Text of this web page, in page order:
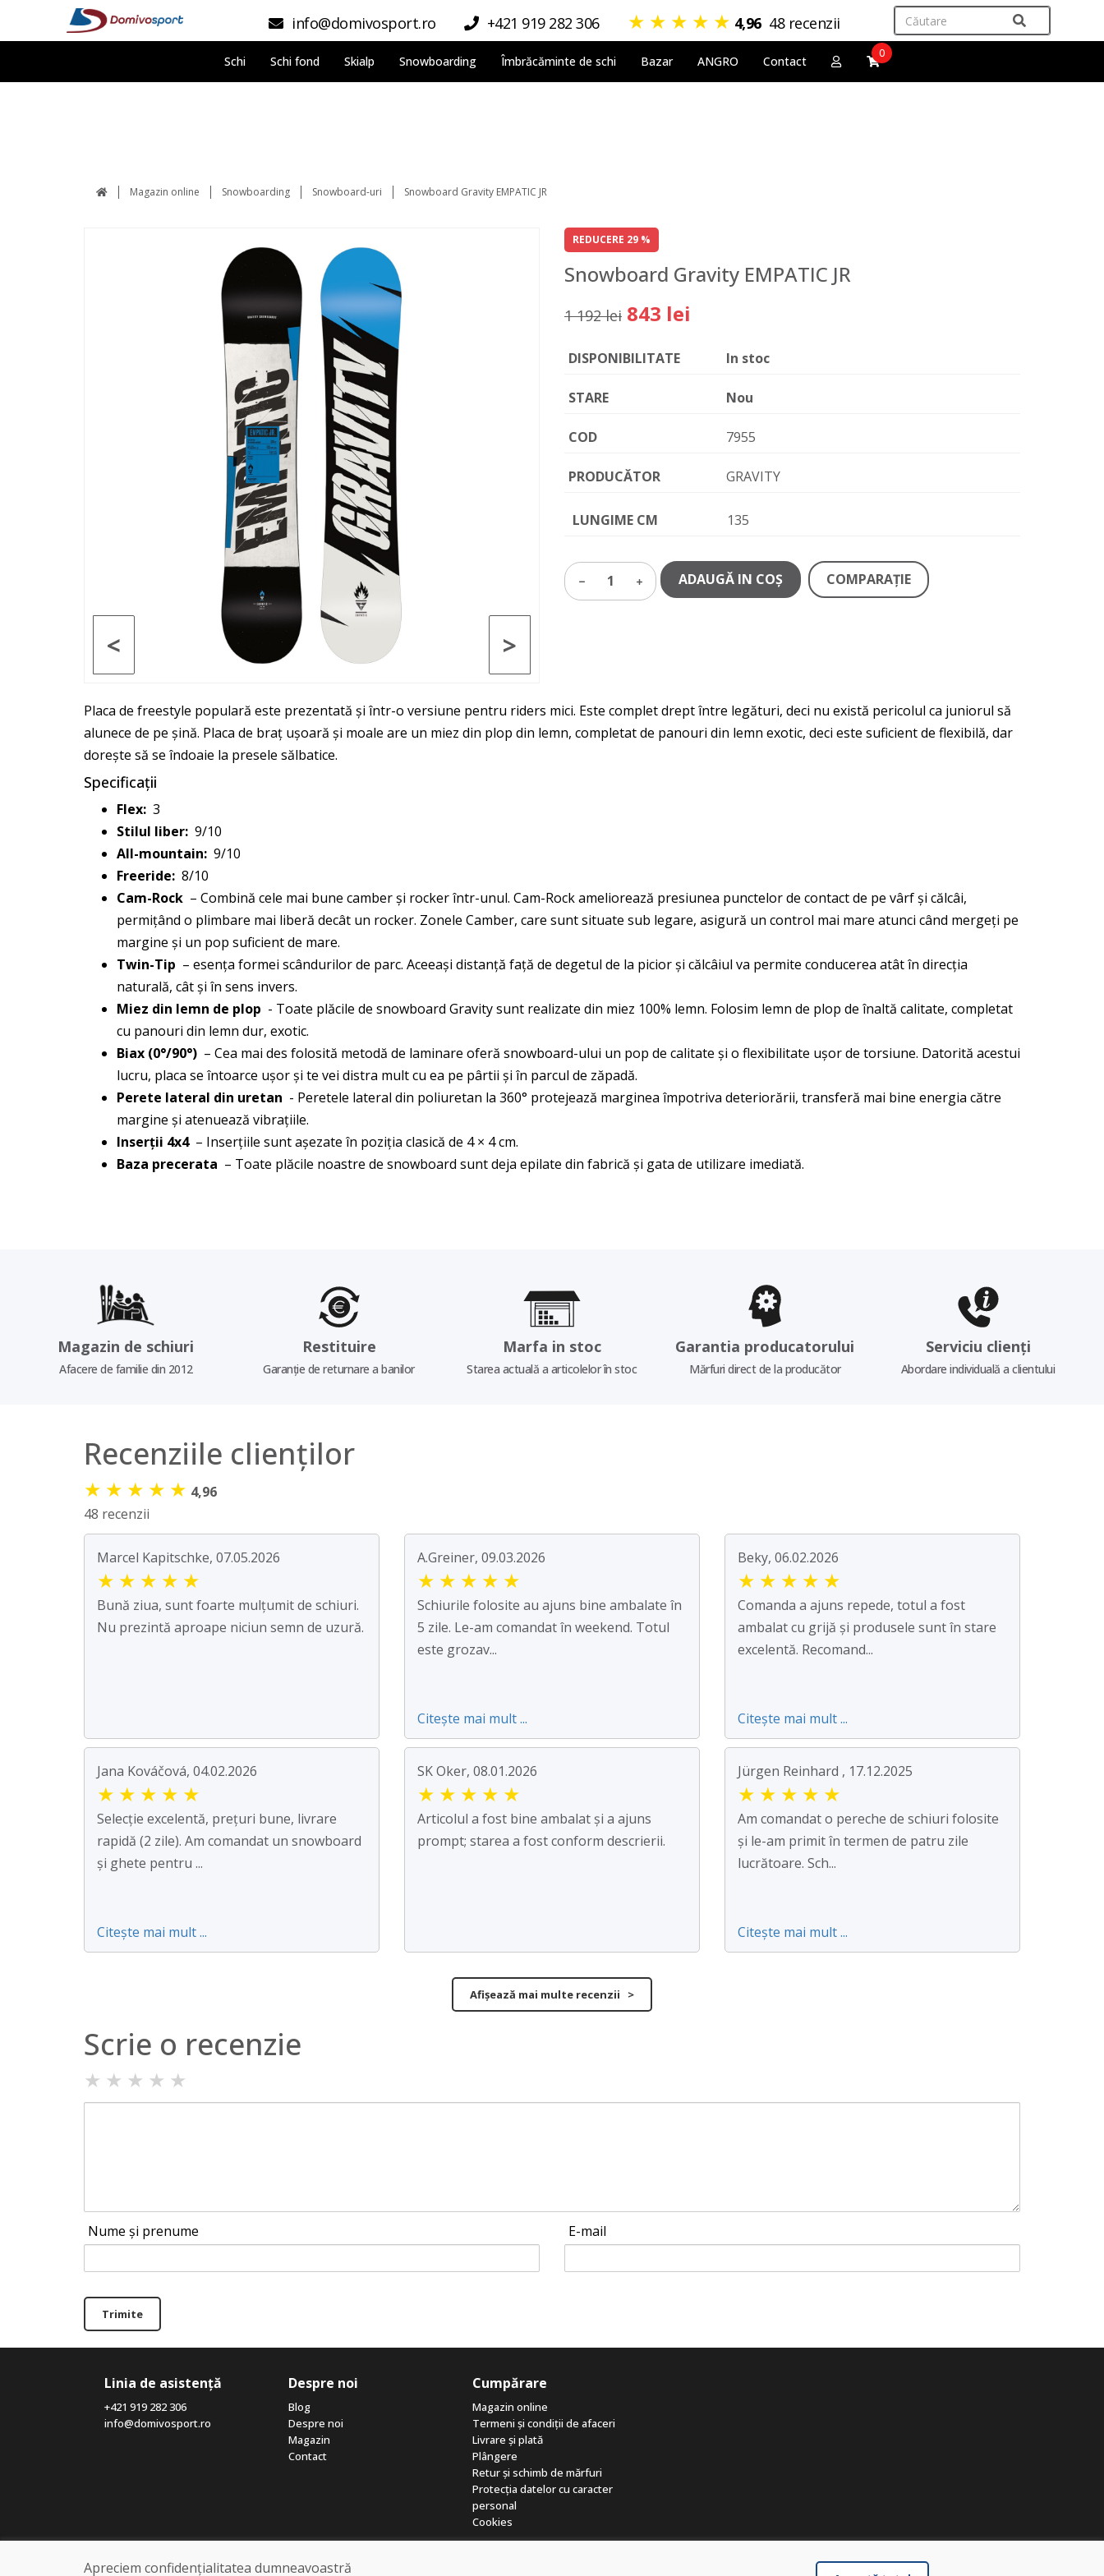
info@domivosport.ro +421 919 282 306 ★ ★ ★ ★ ★ 4,96 48 recenzii
Schi Schi fond Skialp Snowboarding Îmbrăcăminte de schi Bazar ANGRO Contact
0
Magazin online Snowboarding Snowboard-uri Snowboard Gravity EMPATIC JR
>
<
REDUCERE 29 %
Snowboard Gravity EMPATIC JR
1 192 lei 843 lei
DISPONIBILITATE In stoc
STARE Nou
COD 7955
PRODUCĂTOR GRAVITY
LUNGIME CM 135
1 ADAUGĂ IN COŞ COMPARAŢIE
Placa de freestyle populară este prezentată și într-o versiune pentru riders mici. Este complet drept între legături, deci nu există pericolul ca juniorul să
alunece de pe șină. Placa de braț ușoară și moale are un miez din plop din lemn, completat de panouri din lemn exotic, deci este suficient de flexibilă, dar
dorește să se îndoaie la presele sălbatice.
Specificații
Flex: 3
Stilul liber: 9/10
All-mountain: 9/10
Freeride: 8/10
Cam-Rock – Combină cele mai bune camber și rocker într-unul. Cam-Rock ameliorează presiunea punctelor de contact de pe vârf și călcâi,
permițând o plimbare mai liberă decât un rocker. Zonele Camber, care sunt situate sub legare, asigură un control mai mare atunci când mergeți pe
margine și un pop suficient de mare.
Twin-Tip – esența formei scândurilor de parc. Aceeași distanță față de degetul de la picior și călcâiul va permite conducerea atât în direcția
naturală, cât și în sens invers.
Miez din lemn de plop - Toate plăcile de snowboard Gravity sunt realizate din miez 100% lemn. Folosim lemn de plop de înaltă calitate, completat
cu panouri din lemn dur, exotic.
Biax (0°/90°) – Cea mai des folosită metodă de laminare oferă snowboard-ului un pop de calitate și o flexibilitate ușor de torsiune. Datorită acestui
lucru, placa se întoarce ușor și te vei distra mult cu ea pe pârtii și în parcul de zăpadă.
Perete lateral din uretan - Peretele lateral din poliuretan la 360° protejează marginea împotriva deteriorării, transferă mai bine energia către
margine și atenuează vibrațiile.
Inserții 4x4– Inserțiile sunt așezate în poziția clasică de 4 × 4 cm.
Baza precerata – Toate plăcile noastre de snowboard sunt deja epilate din fabrică și gata de utilizare imediată.
Magazin de schiuri
Afacere de familie din 2012
Restituire
Garanție de returnare a banilor
Marfa in stoc
Starea actuală a articolelor în stoc
Garantia producatorului
Mărfuri direct de la producător
Serviciu clienți
Abordare individuală a clientului
Recenziile clienților
★ ★ ★ ★ ★ 4,96
48 recenzii
Marcel Kapitschke, 07.05.2026
★ ★ ★ ★ ★
Bună ziua, sunt foarte mulțumit de schiuri.
Nu prezintă aproape niciun semn de uzură.
A.Greiner, 09.03.2026
★ ★ ★ ★ ★
Schiurile folosite au ajuns bine ambalate în
5 zile. Le-am comandat în weekend. Totul
este grozav...
Citește mai mult ...
Beky, 06.02.2026
★ ★ ★ ★ ★
Comanda a ajuns repede, totul a fost
ambalat cu grijă și produsele sunt în stare
excelentă. Recomand...
Citește mai mult ...
Jana Kováčová, 04.02.2026
★ ★ ★ ★ ★
Selecție excelentă, prețuri bune, livrare
rapidă (2 zile). Am comandat un snowboard
și ghete pentru ...
Citește mai mult ...
SK Oker, 08.01.2026
★ ★ ★ ★ ★
Articolul a fost bine ambalat și a ajuns
prompt; starea a fost conform descrierii.
Jürgen Reinhard , 17.12.2025
★ ★ ★ ★ ★
Am comandat o pereche de schiuri folosite
și le-am primit în termen de patru zile
lucrătoare. Sch...
Citește mai mult ...
Afișează mai multe recenzii >
Scrie o recenzie
★ ★ ★ ★ ★
Nume și prenume E-mail
Trimite
Linia de asistență
+421 919 282 306
info@domivosport.ro
Despre noi
Blog
Despre noi
Magazin
Contact
Cumpărare
Magazin online
Termeni și condiții de afaceri
Livrare și plată
Plângere
Retur și schimb de mărfuri
Protecția datelor cu caracter
personal
Cookies
Apreciem confidențialitatea dumneavoastră